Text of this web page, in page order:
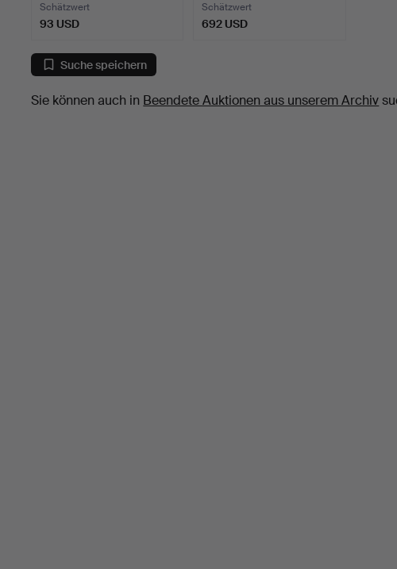
Schätzwert
93 USD
Schätzwert
692 USD
Suche speichern
Sie können auch in Beendete Auktionen aus unserem Archiv